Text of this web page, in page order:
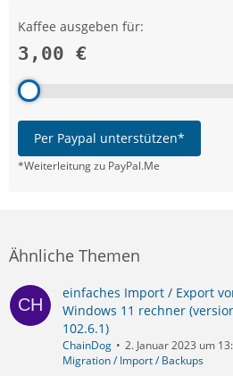
Kaffee ausgeben für:
3,00 €
Per Paypal unterstützen*
*Weiterleitung zu PayPal.Me
Ähnliche Themen
einfaches Import / Export
Windows 11 rechner
102.6.1)
ChainDog
2. Januar 2023 um
Migration / Import / Backups